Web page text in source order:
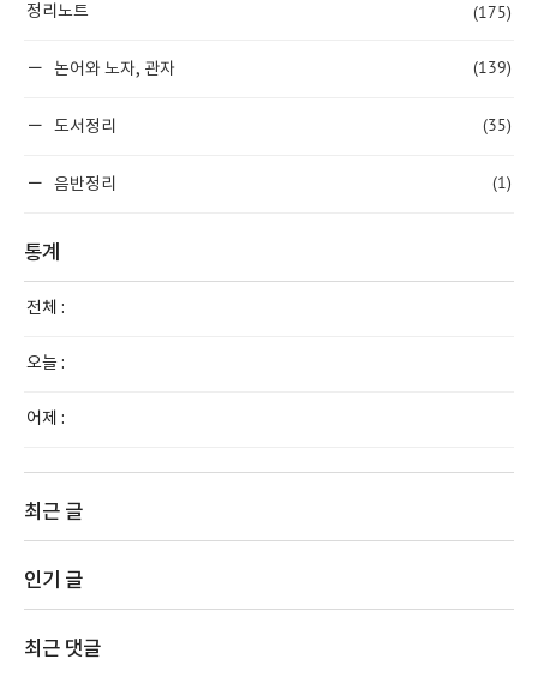
정리노트 (175)
논어와 노자, 관자 (139)
도서정리 (35)
음반정리 (1)
통계
전체 :
오늘 :
어제 :
최근 글
인기 글
최근 댓글